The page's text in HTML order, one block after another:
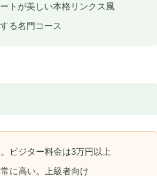
トが美しい本格リンクス風
る名門コース
ビジター料金は3万円以上
に高い。上級者向け